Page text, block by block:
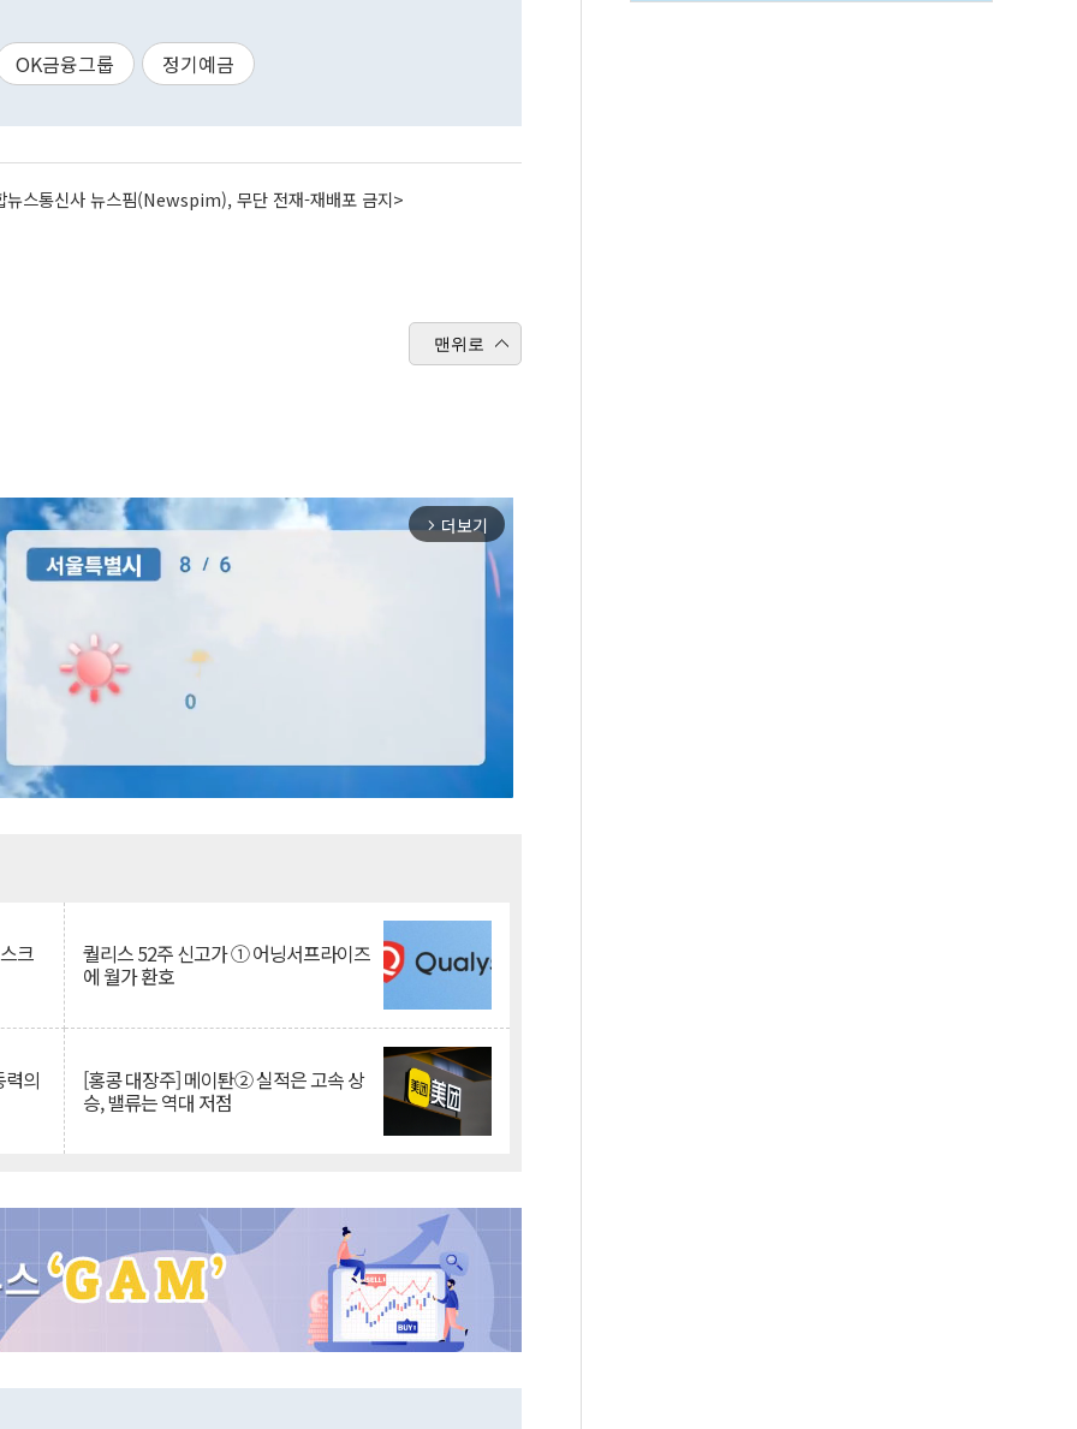
OK금융그룹 정기예금
뉴스통신사 뉴스핌(Newspim), 무단 전재-재배포 금지>
맨위로
arrow_forward_ios 더보기
크 퀄리스 52주 신고가 ① 어닝서프라이즈
에 월가 환호
의 [홍콩 대장주] 메이퇀② 실적은 고속 상
승, 밸류는 역대 저점